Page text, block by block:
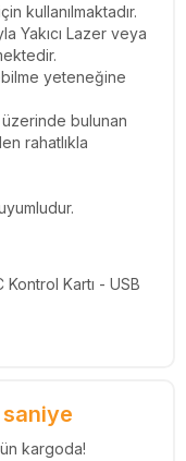
kullanılmaktadır.
Yakıcı Lazer veya
yeteneğine
bulunan
rahatlıkla
Kartı - USB
kargoda!